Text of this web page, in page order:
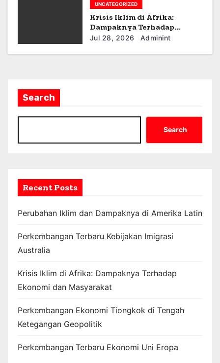
UNCATEGORIZED
Krisis Iklim di Afrika:
Dampaknya Terhadap
Ekonomi dan Masyarakat
Jul 28, 2026 Adminint
Search
Search
Recent Posts
Perubahan Iklim dan Dampaknya di Amerika Latin
Perkembangan Terbaru Kebijakan Imigrasi
Australia
Krisis Iklim di Afrika: Dampaknya Terhadap
Ekonomi dan Masyarakat
Perkembangan Ekonomi Tiongkok di Tengah
Ketegangan Geopolitik
Perkembangan Terbaru Ekonomi Uni Eropa